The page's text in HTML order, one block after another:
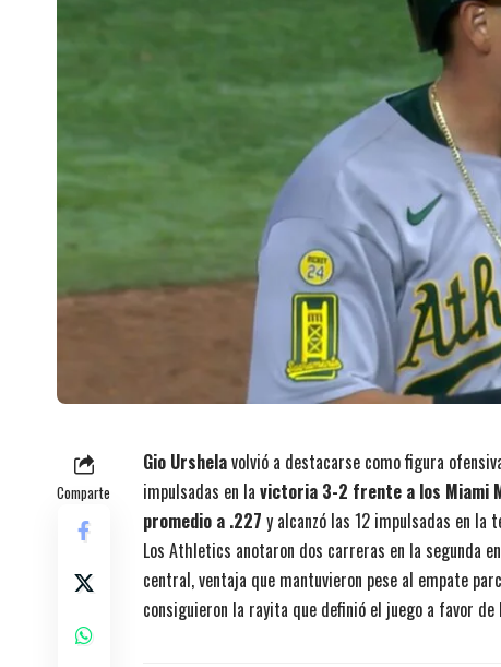
Comparte
Gio Urshelavolvió a destacarse como figura
impulsadas en la victoria 3-2 frente a los Miami
promedio a .227 y alcanzó las 12 impulsadas en la
Los Athletics anotaron dos carreras en la segunda
central, ventaja que mantuvieron pese al empate
consiguieron la rayita que definió el juego a favor